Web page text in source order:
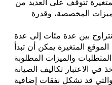
المخصصة، وقدرة
تتراوح بين عدة مئات إلى عدة
المتغيرة يمكن أن تبدأ
في الاعتبار تكاليف الصيانة